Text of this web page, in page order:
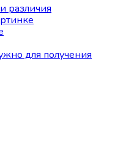
различия
для получения